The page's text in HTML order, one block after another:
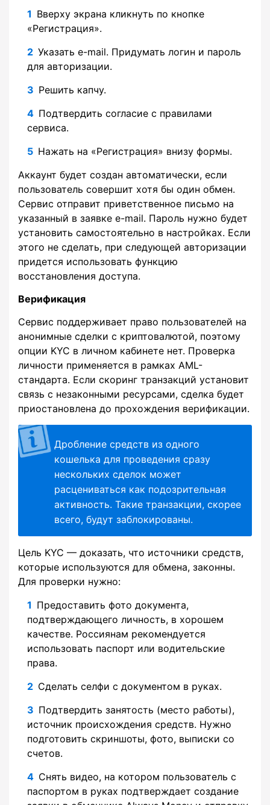
Вверху экрана кликнуть по кнопке
«Регистрация».
Указать e-mail. Придумать логин и пароль
для авторизации.
Решить капчу.
Подтвердить согласие с правилами
сервиса.
Нажать на «Регистрация» внизу формы.
Аккаунт будет создан автоматически, если
пользователь совершит хотя бы один обмен.
Сервис отправит приветственное письмо на
указанный в заявке e-mail. Пароль нужно будет
установить самостоятельно в настройках. Если
этого не сделать, при следующей авторизации
придется использовать функцию
восстановления доступа.
Верификация
Сервис поддерживает право пользователей на
анонимные сделки с криптовалютой, поэтому
опции KYC в личном кабинете нет. Проверка
личности применяется в рамках AML-
стандарта. Если скоринг транзакций установит
связь с незаконными ресурсами, сделка будет
приостановлена до прохождения верификации.
Дробление средств из одного
кошелька для проведения сразу
нескольких сделок может
расцениваться как подозрительная
активность. Такие транзакции, скорее
всего, будут заблокированы.
Цель KYC — доказать, что источники средств,
которые используются для обмена, законны.
Для проверки нужно:
Предоставить фото документа,
подтверждающего личность, в хорошем
качестве. Россиянам рекомендуется
использовать паспорт или водительские
права.
Сделать селфи с документом в руках.
Подтвердить занятость (место работы),
источник происхождения средств. Нужно
подготовить скриншоты, фото, выписки со
счетов.
Снять видео, на котором пользователь с
паспортом в руках подтверждает создание